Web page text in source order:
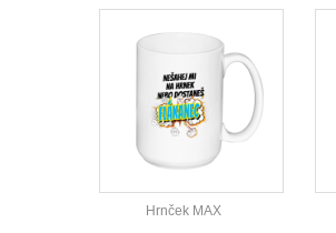
Hrnček MAX